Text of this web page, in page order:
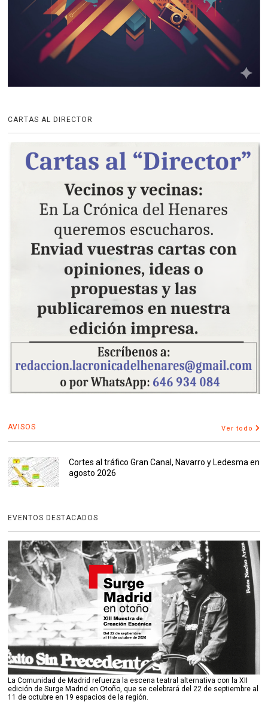
CARTAS AL DIRECTOR
AVISOS Ver todo
Cortes al tráfico Gran Canal, Navarro y Ledesma en
agosto 2026
EVENTOS DESTACADOS
La Comunidad de Madrid refuerza la escena teatral alternativa con la XII
edición de Surge Madrid en Otoño, que se celebrará del 22 de septiembre al
11 de octubre en 19 espacios de la región.